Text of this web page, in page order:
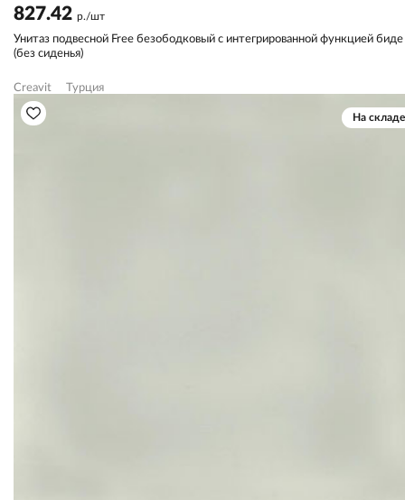
827.42 р./шт
Унитаз подвесной Free безободковый с интегрированной функцией биде
(без сиденья)
Creavit Турция
На складе